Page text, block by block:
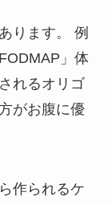
ります。 例
」体
れるオリゴ
がお腹に優
作られるケ